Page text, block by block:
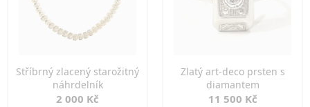
Stříbrný zlacený starožitný
náhrdelník
2 000 Kč
Zlatý art-deco prsten s
diamantem
11 500 Kč